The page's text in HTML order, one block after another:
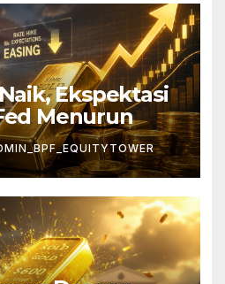
Ekspektasi
Menurun